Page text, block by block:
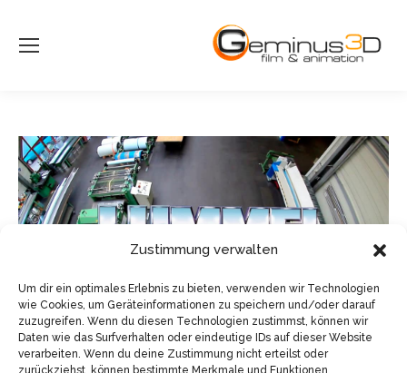
Zustimmung verwalten
Um dir ein optimales Erlebnis zu bieten, verwenden wir Technologien
wie Cookies, um Geräteinformationen zu speichern und/oder darauf
zuzugreifen. Wenn du diesen Technologien zustimmst, können wir
Daten wie das Surfverhalten oder eindeutige IDs auf dieser Website
verarbeiten. Wenn du deine Zustimmung nicht erteilst oder
zurückziehst, können bestimmte Merkmale und Funktionen